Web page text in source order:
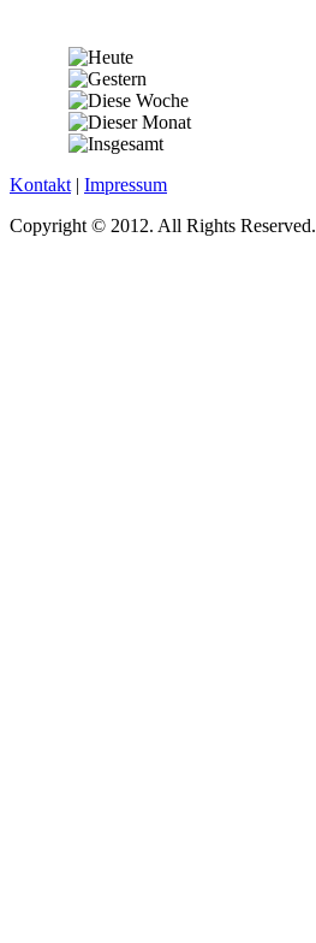
Kontakt | Impressum
Copyright © 2012. All Rights Reserved.